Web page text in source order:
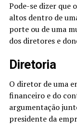
Pode-se dizer que
altos dentro de
porte ou de uma
dos diretores e
Diretoria
O diretor de uma
financeiro e do
argumentação
presidente da